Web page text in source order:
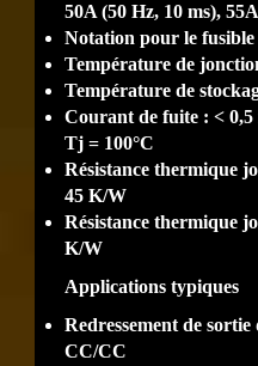
50A (50 Hz, 10 ms),
Notation pour le fusible
Température de
Température de
Courant de fuite : <
Tj = 100°C
Résistance thermique
45 K/W
Résistance thermique
K/W
Applications typiques
Redressement de sortie
CC/CC